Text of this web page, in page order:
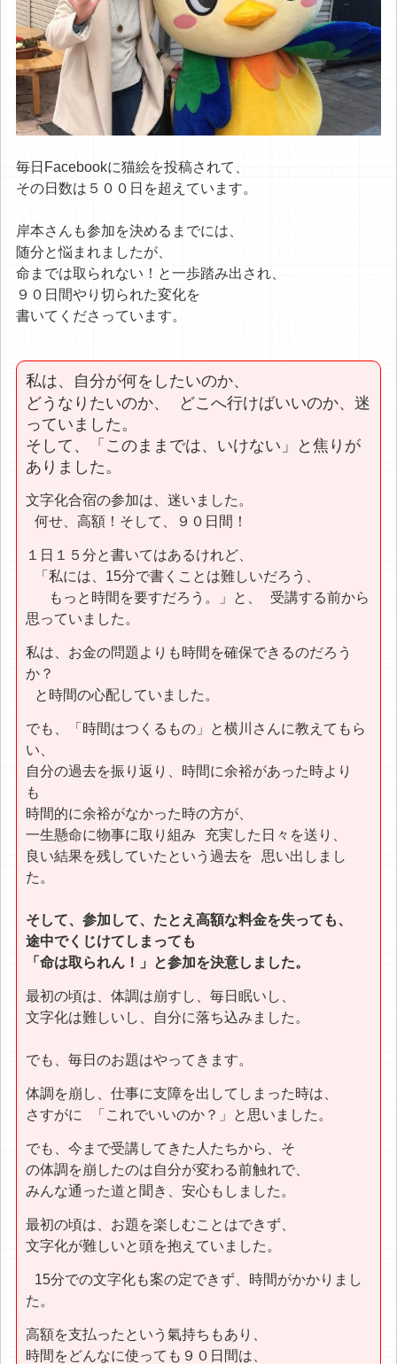
毎日Facebookに猫絵を投稿されて、
その日数は５００日を超えています。
岸本さんも参加を決めるまでには、
随分と悩まれましたが、
命までは取られない！と一歩踏み出され、
９０日間やり切られた変化を
書いてくださっています。
私は、自分が何をしたいのか、
どうなりたいのか、 どこへ行けばいいのか、迷
っていました。
そして、「このままでは、いけない」と焦りが
ありました。
文字化合宿の参加は、迷いました。
何せ、高額！そして、９０日間！
１日１５分と書いてはあるけれど、
「私には、15分で書くことは難しいだろう、
もっと時間を要すだろう。」と、 受講する前から
思っていました。
私は、お金の問題よりも時間を確保できるのだろう
か？
と時間の心配していました。
でも、「時間はつくるもの」と横川さんに教えてもら
い、
自分の過去を振り返り、時間に余裕があった時より
も
時間的に余裕がなかった時の方が、
一生懸命に物事に取り組み 充実した日々を送り、
良い結果を残していたという過去を 思い出しまし
た。
そして、参加して、たとえ高額な料金を失っても、
途中でくじけてしまっても
「命は取られん！」と参加を決意しました。
最初の頃は、体調は崩すし、毎日眠いし、
文字化は難しいし、自分に落ち込みました。
でも、毎日のお題はやってきます。
体調を崩し、仕事に支障を出してしまった時は、
さすがに 「これでいいのか？」と思いました。
でも、今まで受講してきた人たちから、そ
の体調を崩したのは自分が変わる前触れで、
みんな通った道と聞き、安心もしました。
最初の頃は、お題を楽しむことはできず、
文字化が難しいと頭を抱えていました。
15分での文字化も案の定できず、時間がかかりまし
た。
高額を支払ったという氣持ちもあり、
時間をどんなに使っても９０日間は、